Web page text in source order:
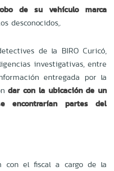
de su vehículo marca
desconocidos,.
de la BIRO Curicó,
investigativas, entre
entregada por la
dar con la ubicación de un
partes del
con el fiscal a cargo de la